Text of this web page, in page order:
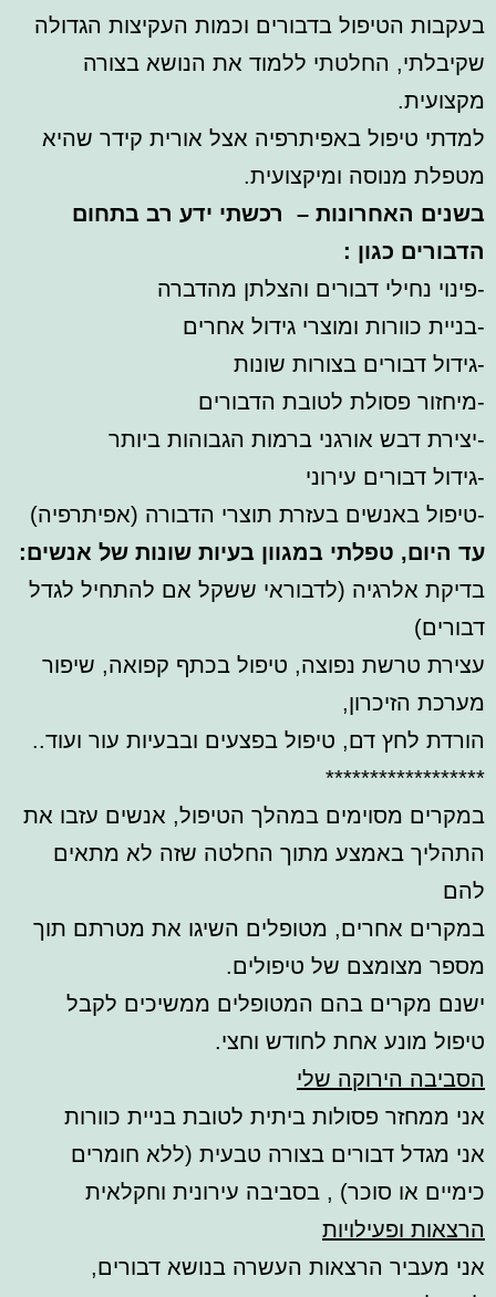
בעקבות הטיפול בדבורים וכמות העקיצות הגדולה
שקיבלתי, החלטתי ללמוד את הנושא בצורה
מקצועית.
למדתי טיפול באפיתרפיה אצל אורית קידר שהיא
מטפלת מנוסה ומיקצועית.
בשנים האחרונות – רכשתי ידע רב בתחום
הדבורים כגון :
-פינוי נחילי דבורים והצלתן מהדברה
-בניית כוורות ומוצרי גידול אחרים
-גידול דבורים בצורות שונות
-מיחזור פסולת לטובת הדבורים
-יצירת דבש אורגני ברמות הגבוהות ביותר
-גידול דבורים עירוני
-טיפול באנשים בעזרת תוצרי הדבורה (אפיתרפיה)
עד היום, טפלתי במגוון בעיות שונות של אנשים:
בדיקת אלרגיה (לדבוראי ששקל אם להתחיל לגדל
דבורים)
עצירת טרשת נפוצה, טיפול בכתף קפואה, שיפור
מערכת הזיכרון,
הורדת לחץ דם, טיפול בפצעים ובבעיות עור ועוד..
******************
במקרים מסוימים במהלך הטיפול, אנשים עזבו את
התהליך באמצע מתוך החלטה שזה לא מתאים
להם
במקרים אחרים, מטופלים השיגו את מטרתם תוך
מספר מצומצם של טיפולים.
ישנם מקרים בהם המטופלים ממשיכים לקבל
טיפול מונע אחת לחודש וחצי.
הסביבה הירוקה שלי
אני ממחזר פסולות ביתית לטובת בניית כוורות
אני מגדל דבורים בצורה טבעית (ללא חומרים
כימיים או סוכר) , בסביבה עירונית וחקלאית
הרצאות ופעילויות
אני מעביר הרצאות העשרה בנושא דבורים,